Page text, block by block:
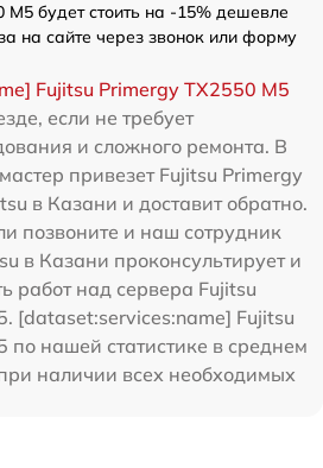
M5 будет стоить на -15% дешевле
на сайте через звонок или форму
Fujitsu Primergy TX2550 M5
если не требует
и сложного ремонта. В
привезет Fujitsu Primergy
в Казани и доставит обратно.
позвоните и наш сотрудник
в Казани проконсультирует и
работ над сервера Fujitsu
[dataset:services:name] Fujitsu
по нашей статистике в среднем
наличии всех необходимых